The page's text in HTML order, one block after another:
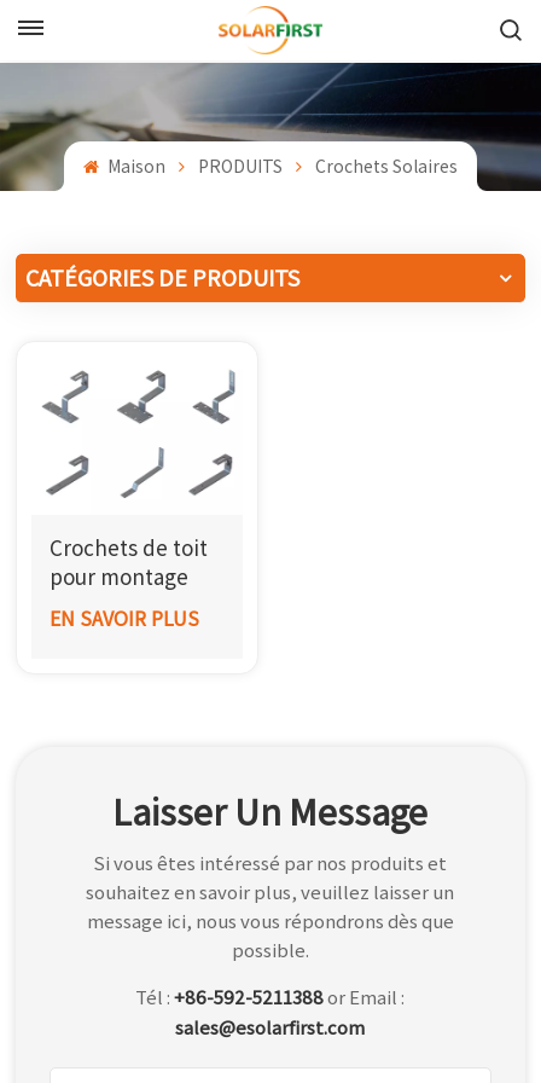
English
Français
中文
Español
Português
한국어
بالعربية
Maison PRODUITS Crochets Solaires
CATÉGORIES DE PRODUITS
Crochets de toit
pour montage
solaire SF
EN SAVOIR PLUS
Laisser Un Message
Si vous êtes intéressé par nos produits et
souhaitez en savoir plus, veuillez laisser un
message ici, nous vous répondrons dès que
possible.
Tél :+86-592-5211388or Email :
sales@esolarfirst.com